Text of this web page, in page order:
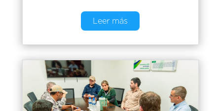
Leer más